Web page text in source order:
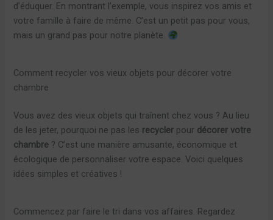
d’éduquer. En montrant l’exemple, vous inspirez vos amis et
votre famille à faire de même. C’est un petit pas pour vous,
mais un grand pas pour notre planète.
Comment recycler vos vieux objets pour décorer votre
chambre
Vous avez des vieux objets qui traînent chez vous ? Au lieu
de les jeter, pourquoi ne pas les recycler pour décorer votre
chambre ? C’est une manière amusante, économique et
écologique de personnaliser votre espace. Voici quelques
idées simples et créatives !
Commencez par faire le tri dans vos affaires. Regardez